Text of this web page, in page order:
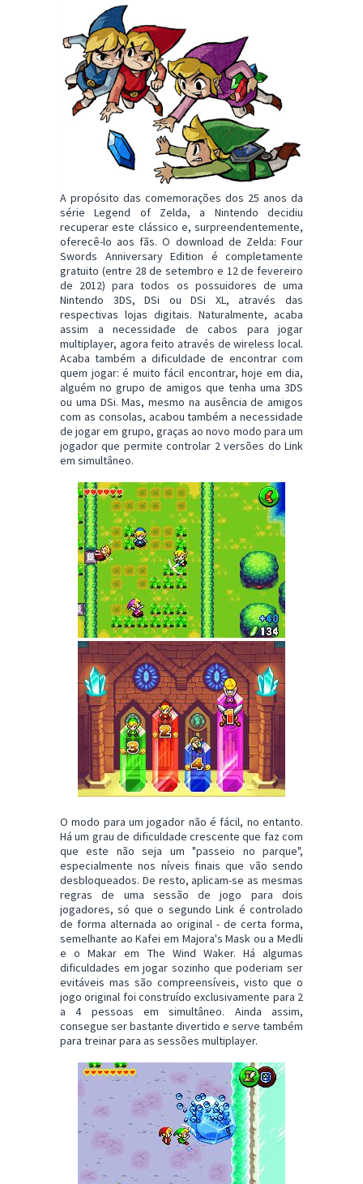
A propósito das comemorações dos 25 anos da
série Legend of Zelda, a Nintendo decidiu
recuperar este clássico e, surpreendentemente,
oferecê-lo aos fãs. O download de Zelda: Four
Swords Anniversary Edition é completamente
gratuito (entre 28 de setembro e 12 de fevereiro
de 2012) para todos os possuidores de uma
Nintendo 3DS, DSi ou DSi XL, através das
respectivas lojas digitais. Naturalmente, acaba
assim a necessidade de cabos para jogar
multiplayer, agora feito através de wireless local.
Acaba também a dificuldade de encontrar com
quem jogar: é muito fácil encontrar, hoje em dia,
alguém no grupo de amigos que tenha uma 3DS
ou uma DSi. Mas, mesmo na ausência de amigos
com as consolas, acabou também a necessidade
de jogar em grupo, graças ao novo modo para um
jogador que permite controlar 2 versões do Link
em simultâneo.
O modo para um jogador não é fácil, no entanto.
Há um grau de dificuldade crescente que faz com
que este não seja um "passeio no parque",
especialmente nos níveis finais que vão sendo
desbloqueados. De resto, aplicam-se as mesmas
regras de uma sessão de jogo para dois
jogadores, só que o segundo Link é controlado
de forma alternada ao original - de certa forma,
semelhante ao Kafei em Majora's Mask ou a Medli
e o Makar em The Wind Waker. Há algumas
dificuldades em jogar sozinho que poderiam ser
evitáveis mas são compreensíveis, visto que o
jogo original foi construído exclusivamente para 2
a 4 pessoas em simultâneo. Ainda assim,
consegue ser bastante divertido e serve também
para treinar para as sessões multiplayer.